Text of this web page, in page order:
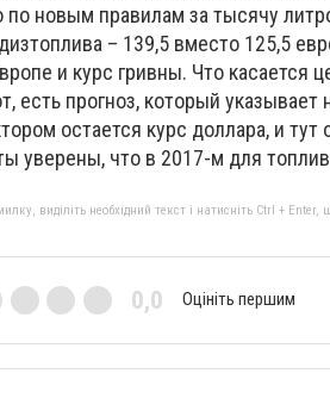
новым правилам за тысячу
– 139,5 вместо 125,5
и курс гривны. Что касается
есть прогноз, который
остается курс доллара, и
уверены, что в 2017-м для
виділіть необхідний текст і натисніть Ctrl + Enter,
0,0 Оцініть першим